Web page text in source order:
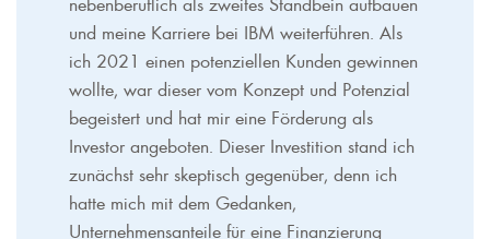
und meine Karriere bei IBM weiterführen. Als
ich 2021 einen potenziellen Kunden gewinnen
wollte, war dieser vom Konzept und Potenzial
begeistert und hat mir eine Förderung als
Investor angeboten. Dieser Investition stand ich
zunächst sehr skeptisch gegenüber, denn ich
hatte mich mit dem Gedanken,
Unternehmensanteile für eine Finanzierung